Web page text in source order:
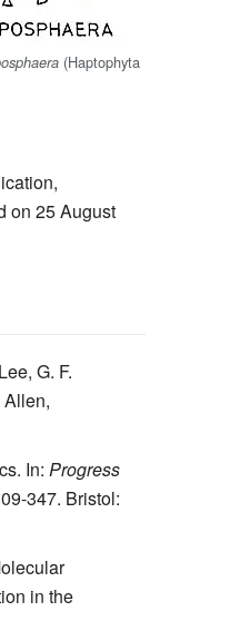
(Haptophyta
on 25 August
G. F.
Allen,
In: Progress
347. Bristol:
in the